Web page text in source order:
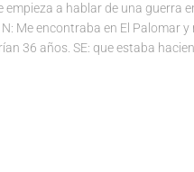
a hablar de una guerra
Me encontraba en El Palomar
36 años. SE: que estaba